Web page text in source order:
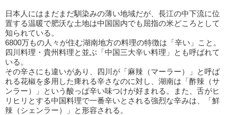
日本人にはまだまだ馴染みの薄い地域だが、長江の中下流に位
置する温暖で肥沃な土地は中国国内でも屈指の米どころとして
知られている。
6800万もの人々が住む湖南地方の料理の特徴は「辛い」こと。
四川料理・貴州料理と並ぶ「中国三大辛い料理」とも呼ばれて
いる。
その辛さにも違いがあり、四川が「麻辣（マーラー）」と呼ば
れる花椒を多用した痺れる辛さなのに対し、湖南は「酢辣（サ
ンラー）」という酸っぱ辛い味つけが好まれる。また、舌がヒ
リヒリとする中国料理で一番辛いとされる強烈な辛みは、「鮮
辣（シェンラー）」と形容される。